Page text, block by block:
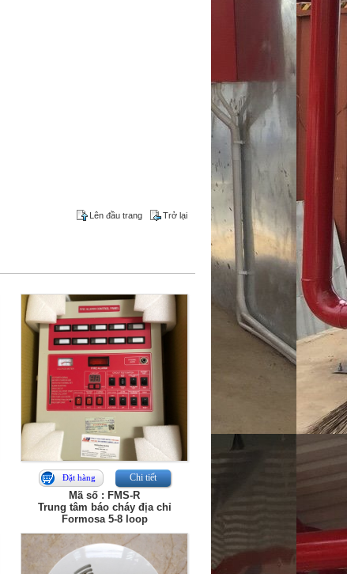
Lên đầu trang Trở lại
Đặt hàng Chi tiết
Mã số : FMS-R
Trung tâm báo cháy địa chỉ
Formosa 5-8 loop